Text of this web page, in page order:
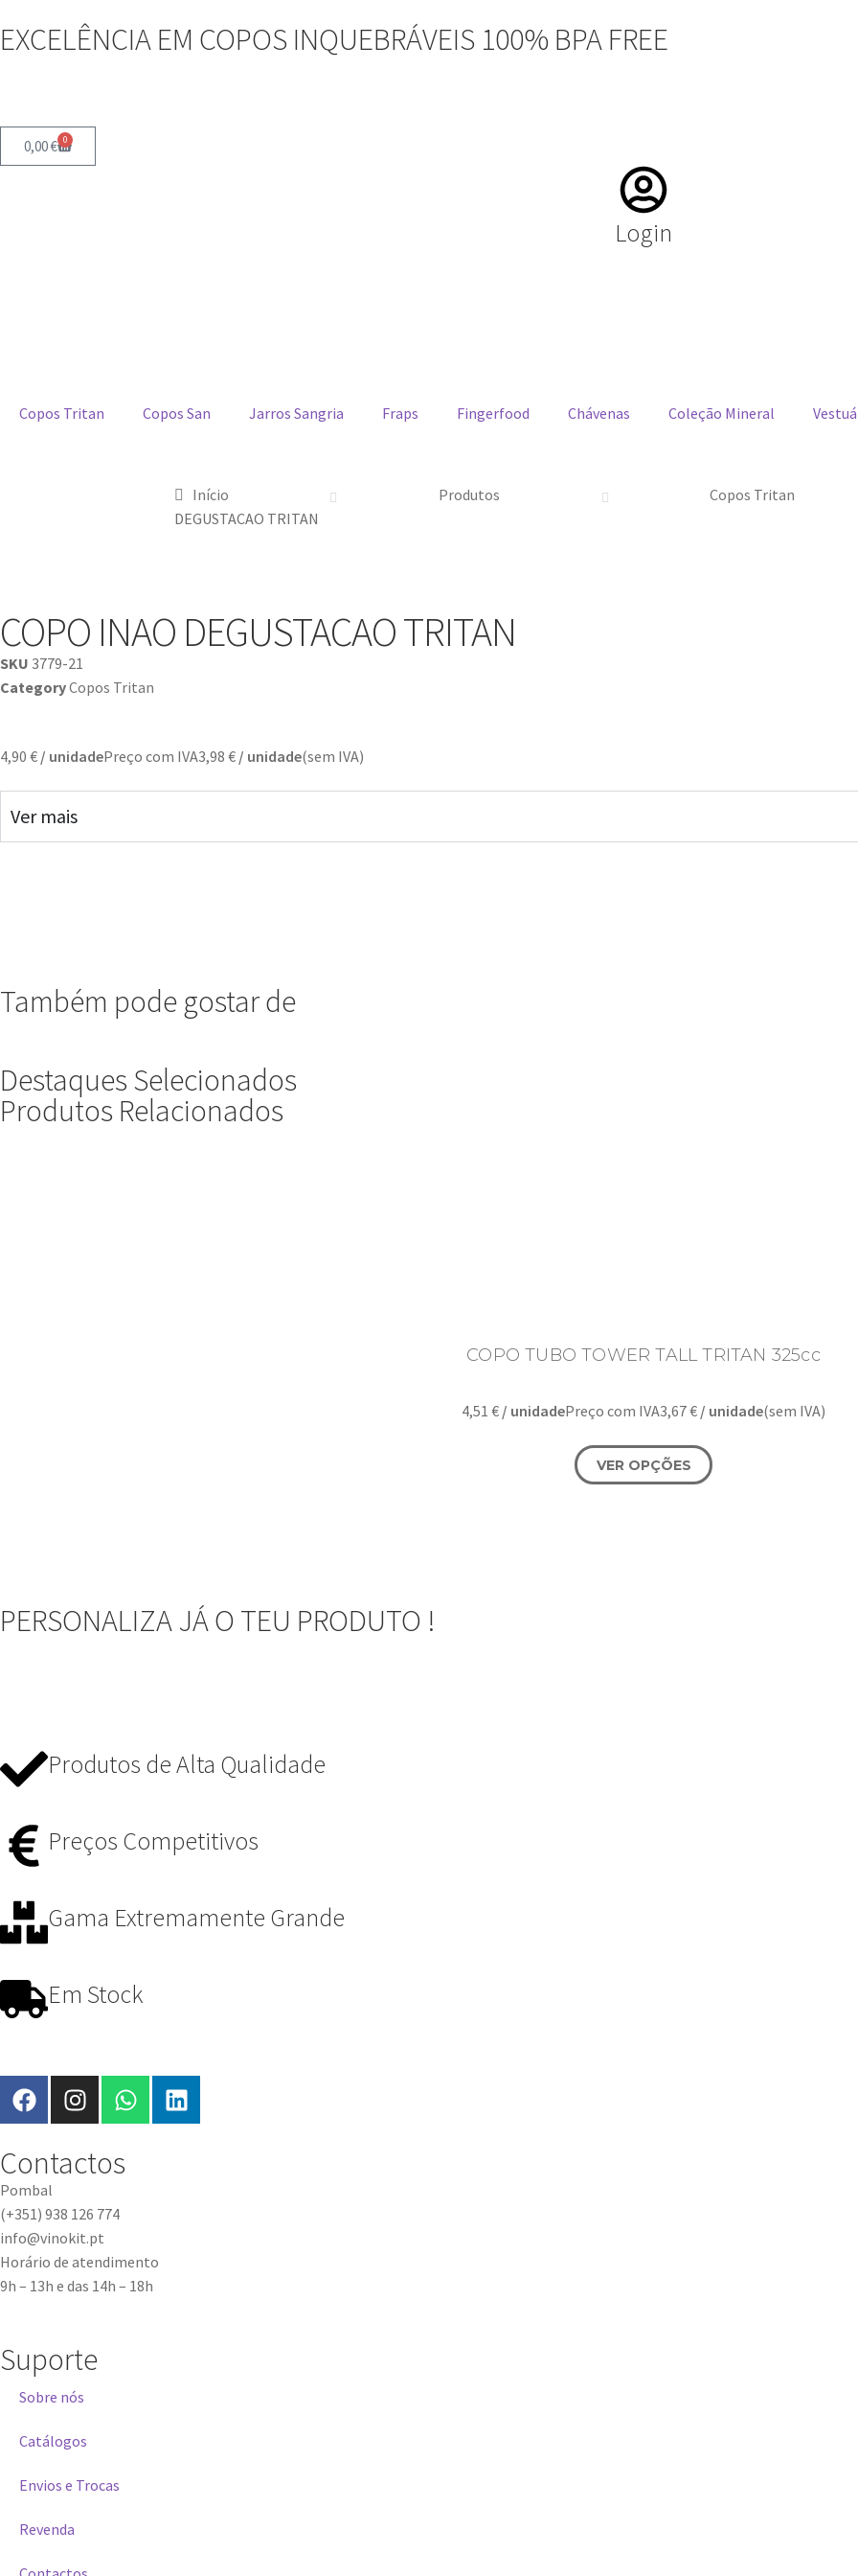
EXCELÊNCIA EM COPOS INQUEBRÁVEIS 100% BPA FREE
0,00€ 0
Login
Copos Tritan Copos San Jarros Sangria Fraps Fingerfood Chávenas Coleção Mineral
Início Produtos Copos Tritan
DEGUSTACAO TRITAN
COPO INAO DEGUSTACAO TRITAN
SKU 3779-21
CategoryCopos Tritan
4,90 € / unidadePreço com IVA3,98 € / unidade(sem IVA)
Ver mais
Também pode gostar de
Destaques Selecionados
Produtos Relacionados
COPO TUBO TOWER TALL TRITAN 325cc
4,51 € / unidadePreço com IVA3,67€ / unidade(sem IVA)
VER OPÇÕES
PERSONALIZA JÁ O TEU PRODUTO !
Produtos de Alta Qualidade
Preços Competitivos
Gama Extremamente Grande
Em Stock
Contactos
Pombal
(+351) 938 126 774
info@vinokit.pt
Horário de atendimento
9h – 13h e das 14h – 18h
Suporte
Sobre nós
Catálogos
Envios e Trocas
Revenda